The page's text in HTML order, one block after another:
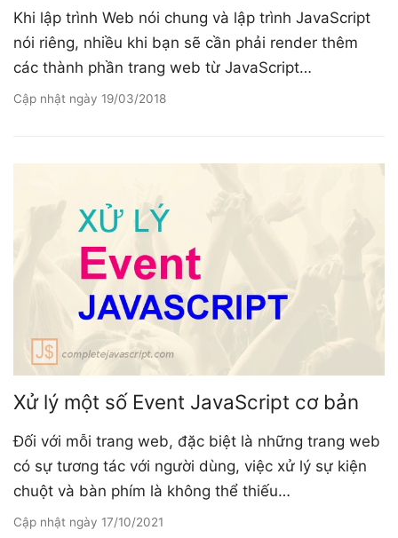
Khi lập trình Web nói chung và lập trình JavaScript
nói riêng, nhiều khi bạn sẽ cần phải render thêm
các thành phần trang web từ JavaScript…
Cập nhật ngày 19/03/2018
Xử lý một số Event JavaScript cơ bản
Đối với mỗi trang web, đặc biệt là những trang web
có sự tương tác với người dùng, việc xử lý sự kiện
chuột và bàn phím là không thể thiếu…
Cập nhật ngày 17/10/2021